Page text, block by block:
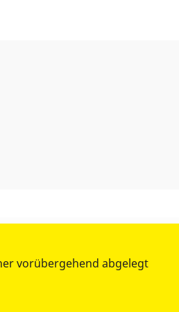
LEIPZIG -
vorübergehend abgelegt